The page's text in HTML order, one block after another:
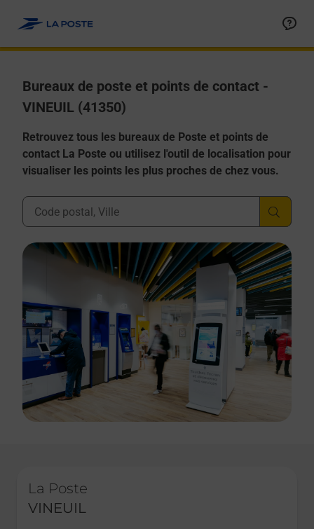
Bureaux de poste et points de contact -
VINEUIL (41350)
Retrouvez tous les bureaux de Poste et points de
contact La Poste ou utilisez l'outil de localisation pour
visualiser les points les plus proches de chez vous.
Ville, Département, Code Postal
La Poste
VINEUIL